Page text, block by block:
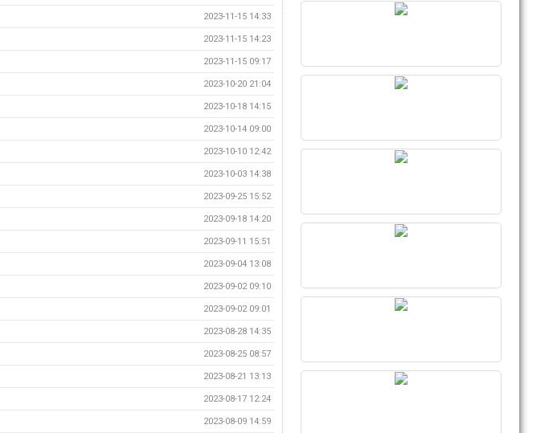
2023-11-15 14:33
2023-11-15 14:23
2023-11-15 09:17
2023-10-20 21:04
2023-10-18 14:15
2023-10-14 09:00
2023-10-10 12:42
2023-10-03 14:38
2023-09-25 15:52
2023-09-18 14:20
2023-09-11 15:51
2023-09-04 13:08
2023-09-02 09:10
2023-09-02 09:01
2023-08-28 14:35
2023-08-25 08:57
2023-08-21 13:13
2023-08-17 12:24
2023-08-09 14:59